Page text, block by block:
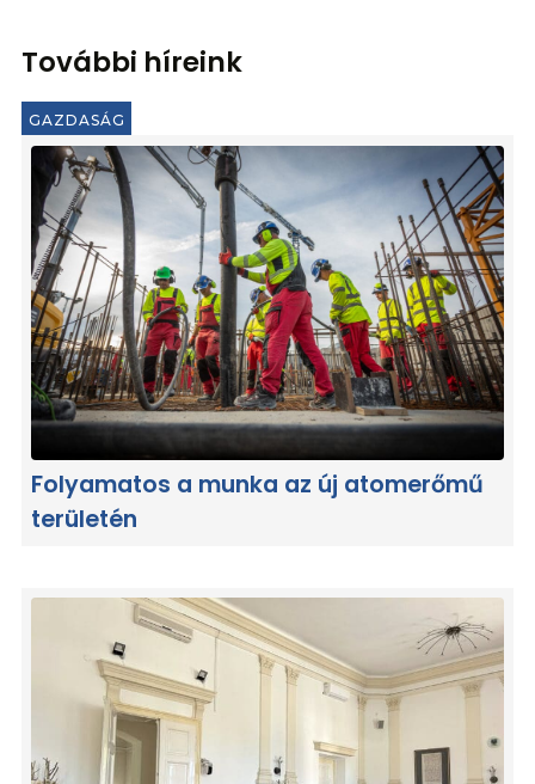
További híreink
GAZDASÁG
Folyamatos a munka az új atomerőmű
területén